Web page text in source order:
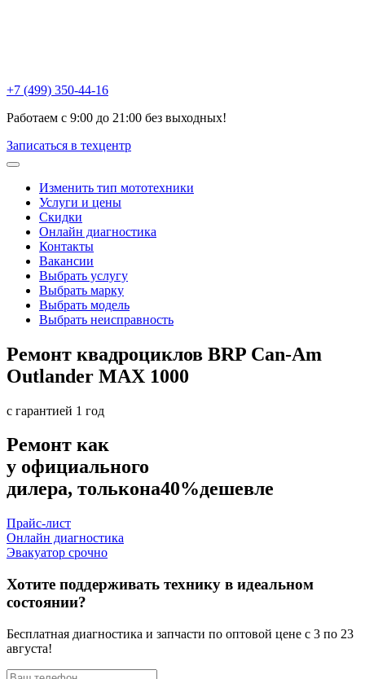
+7 (499) 350-44-16
Работаем с 9:00 до 21:00 без выходных!
Записаться в техцентр
Изменить тип мототехники
Услуги и цены
Скидки
Онлайн диагностика
Контакты
Вакансии
Выбрать услугу
Выбрать марку
Выбрать модель
Выбрать неисправность
Ремонт квадроциклов BRP Can-Am
Outlander MAX 1000
с гарантией 1 год
Ремонт как
у официального
дилера, толькона40%дешевле
Прайс-лист
Онлайн диагностика
Эвакуатор срочно
Хотите поддерживать технику в идеальном
состоянии?
Бесплатная диагностика и запчасти по оптовой цене с 3 по 23
августа!